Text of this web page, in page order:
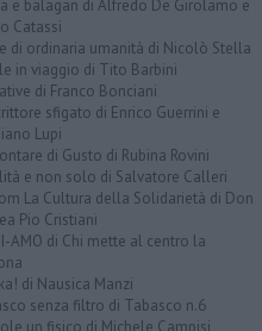
e balagan di Alfredo De Girolamo e
Catassi
di ordinaria umanità di Nicolò Stella
in viaggio di Tito Barbini
di Franco Bonciani
sfigato di Enrico Guerrini e
Lupi
di Gusto di Rubina Rovini
e non solo di Salvatore Calleri
La Cultura della Solidarietà di Don
Pio Cristiani
AMO di Chi mette al centro la
di Nausica Manzi
senza filtro di Tabasco n.6